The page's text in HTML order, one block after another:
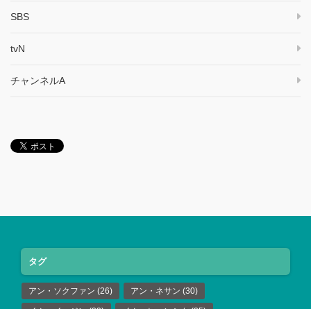
SBS
tvN
チャンネルA
タグ
アン・ソクファン (26) アン・ネサン (30)